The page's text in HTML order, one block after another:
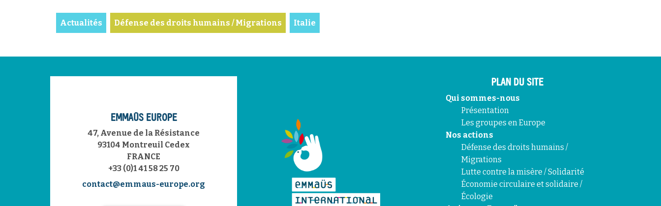
Actualités Défense des droits humains / Migrations Italie
EMMAÜS EUROPE
47, Avenue de la Résistance
93104 Montreuil Cedex
FRANCE
+33 (0)1 41 58 25 70
contact@emmaus-europe.org
PLAN DU SITE
Qui sommes-nous
Présentation
Les groupes en Europe
Nos actions
Défense des droits humains /
Migrations
Lutte contre la misère / Solidarité
Économie circulaire et solidaire /
Écologie